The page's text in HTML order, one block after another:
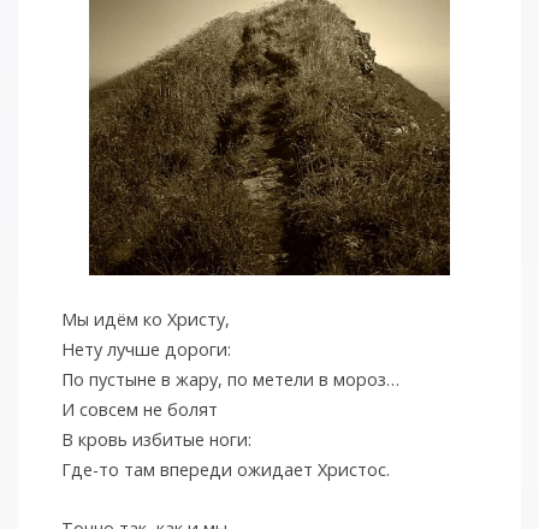
Мы идём ко Христу,
Нету лучше дороги:
По пустыне в жару, по метели в мороз…
И совсем не болят
В кровь избитые ноги:
Где-то там впереди ожидает Христос.